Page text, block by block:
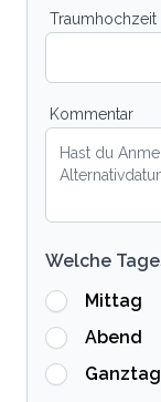
Traumhochzeit
Kommentar
Welche
Mittag
Abend